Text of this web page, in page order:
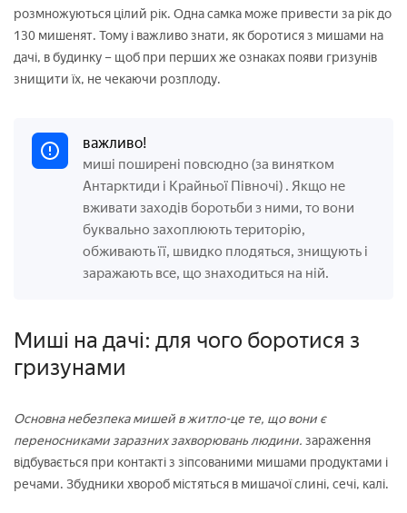
розмножуються цілий рік. Одна самка може привести за рік до
130 мишенят. Тому і важливо знати, як боротися з мишами на
дачі, в будинку – щоб при перших же ознаках появи гризунів
знищити їх, не чекаючи розплоду.
важливо!
миші поширені повсюдно (за винятком
Антарктиди і Крайньої Півночі) . Якщо не
вживати заходів боротьби з ними, то вони
буквально захоплюють територію,
обживають її, швидко плодяться, знищують і
заражають все, що знаходиться на ній.
Миші на дачі: для чого боротися з
гризунами
Основна небезпека мишей в житло-це те, що вони є
переносниками заразних захворювань людини. зараження
відбувається при контакті з зіпсованими мишами продуктами і
речами. Збудники хвороб містяться в мишачої слині, сечі, калі.